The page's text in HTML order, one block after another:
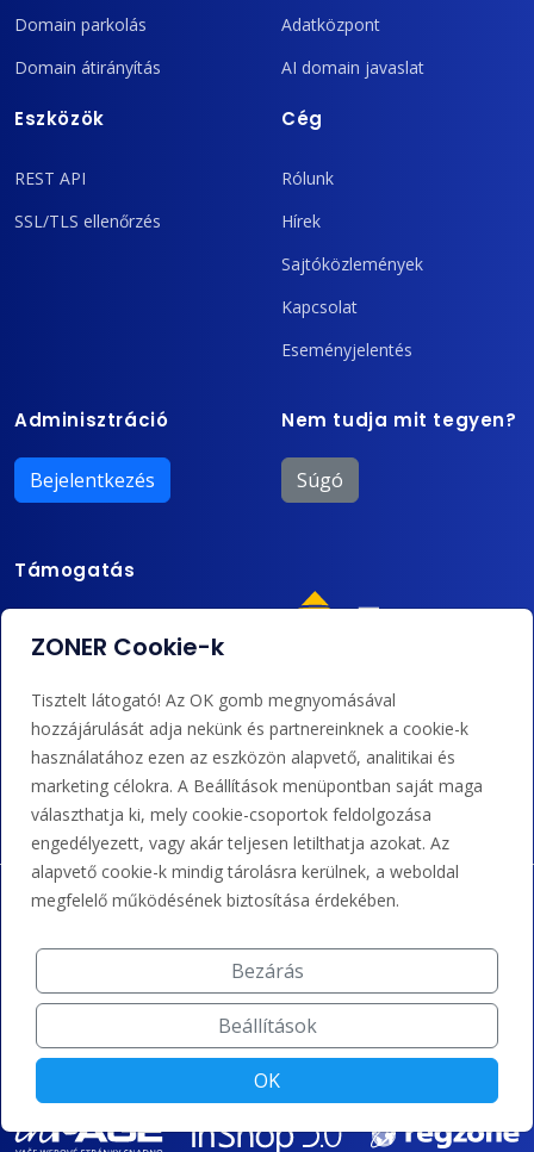
Domain parkolás
Domain átirányítás
Adatközpont
AI domain javaslat
Eszközök
REST API
SSL/TLS ellenőrzés
Cég
Rólunk
Hírek
Sajtóközlemények
Kapcsolat
Eseményjelentés
Adminisztráció
Bejelentkezés
Nem tudja mit tegyen?
Súgó
Támogatás
Elfogadunk kártyás fizetést, Google/Apple Pay-t, banki
átutalást és kreditet.
ZONER Cookie-k
Tisztelt látogató! Az OK gomb megnyomásával
hozzájárulását adja nekünk és partnereinknek a cookie-k
használatához ezen az eszközön alapvető, analitikai és
marketing célokra. A Beállítások menüpontban saját maga
választhatja ki, mely cookie-csoportok feldolgozása
engedélyezett, vagy akár teljesen letilthatja azokat. Az
alapvető cookie-k mindig tárolásra kerülnek, a weboldal
megfelelő működésének biztosítása érdekében.
Bezárás
Beállítások
OK